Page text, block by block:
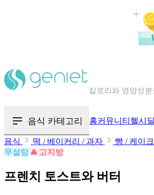
칼로리와 영양성
음식 카테고리 홈커뮤니티 헬시딜
음식 떡 / 베이커리 / 과자 빵 / 케이크
무설탕
고지방
프렌치 토스트와 버터